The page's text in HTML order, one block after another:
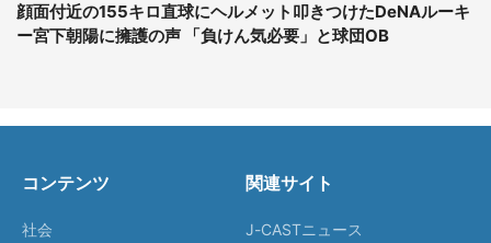
顔面付近の155キロ直球にヘルメット叩きつけたDeNAルーキ
ー宮下朝陽に擁護の声 「負けん気必要」と球団OB
コンテンツ
社会
関連サイト
J-CASTニュース